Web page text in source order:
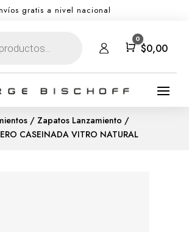
gratis a nivel nacional
Carro
0
$0,00
/ Zapatos Lanzamiento /
CASEINADA VITRO NATURAL